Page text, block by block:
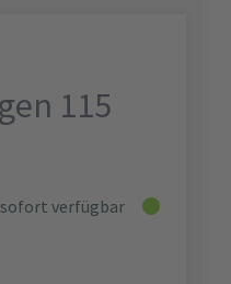
115
sofort verfügbar